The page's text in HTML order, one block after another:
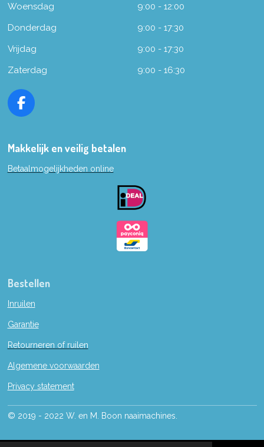
Woensdag
9:00 - 12:00
Donderdag
9:00 - 17:30
Vrijdag
9:00 - 17:30
Zaterdag
9:00 - 16:30
F
e
o
Makkelijk en veilig betalen
Betaalmogelijkheden online
Bestellen
Inruilen
Garantie
Retourneren of ruilen
Algemene voorwaarden
Privacy statement
© 2019 - 2022 W. en M. Boon naaimachines.